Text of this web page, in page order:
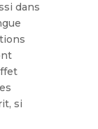
dans
si